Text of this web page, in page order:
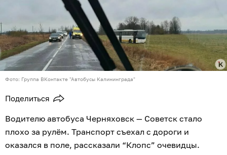
Фото: Группа ВКонтакте "Автобусы Калининграда"
Поделиться
Водителю автобуса Черняховск — Советск стало
плохо за рулём. Транспорт съехал с дороги и
оказался в поле, рассказали “Клопс” очевидцы.